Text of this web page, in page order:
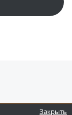
Закрыть